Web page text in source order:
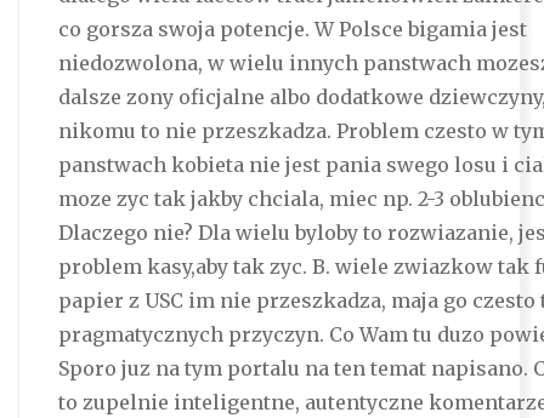
co gorsza swoja potencje. W Polsce bigamia jest
niedozwolona, w wielu innych panstwach
dalsze zony oficjalne albo dodatkowe
nikomu to nie przeszkadza. Problem czesto w
panstwach kobieta nie jest pania swego losu i
moze zyc tak jakby chciala, miec np. 2-3
Dlaczego nie? Dla wielu byloby to rozwiazanie,
problem kasy,aby tak zyc. B. wiele zwiazkow tak
papier z USC im nie przeszkadza, maja go czesto
pragmatycznych przyczyn. Co Wam tu duzo
Sporo juz na tym portalu na ten temat napisano.
to zupelnie inteligentne, autentyczne